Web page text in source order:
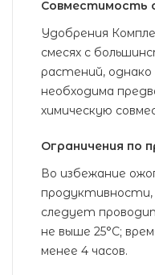
Совместимость
Удобрения
смесях с
растений,
необходима
химическую
Ограничения по
Во избежание
следует
не выше 25°С;
менее 4 часов.